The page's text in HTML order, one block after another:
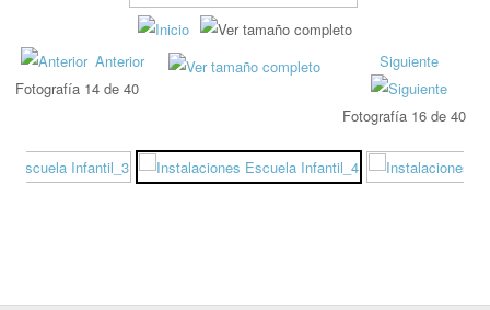
Anterior
Fotografía 14 de 40
Siguiente
Fotografía 16 de 40